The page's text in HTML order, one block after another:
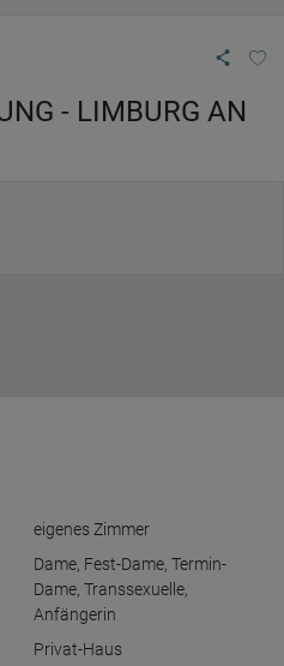
- LIMBURG AN
eigenes Zimmer
Dame, Fest-Dame, Termin-
Dame, Transsexuelle,
Anfängerin
Privat-Haus